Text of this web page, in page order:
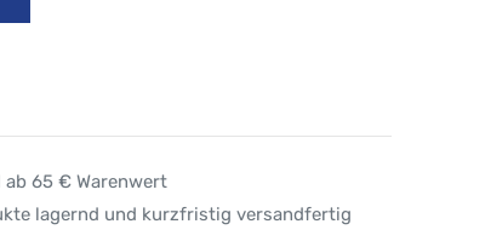
65 € Warenwert
lagernd und kurzfristig versandfertig